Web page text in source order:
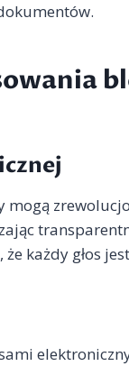
mogą
każdy głos